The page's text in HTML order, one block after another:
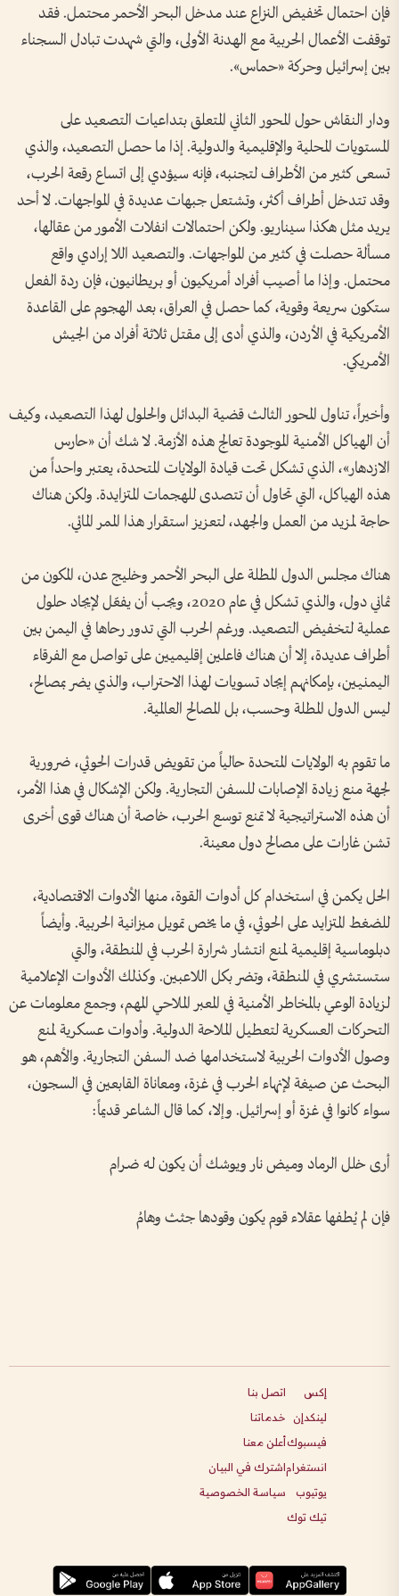
فإن احتمال تخفيض النزاع عند مدخل البحر الأحمر محتمل. فقد
توقفت الأعمال الحربية مع الهدنة الأولى، والتي شهدت تبادل السجناء
بين إسرائيل وحركة «حماس».
ودار النقاش حول المحور الثاني المتعلق بتداعيات التصعيد على
المستويات المحلية والإقليمية والدولية. إذا ما حصل التصعيد، والذي
تسعى كثير من الأطراف لتجنبه، فإنه سيؤدي إلى اتساع رقعة الحرب،
وقد تتدخل أطراف أكثر، وتشتعل جبهات عديدة في المواجهات. لا أحد
يريد مثل هكذا سيناريو. ولكن احتمالات انفلات الأمور من عقالها،
مسألة حصلت في كثير من المواجهات. والتصعيد اللا إرادي واقع
محتمل. وإذا ما أصيب أفراد أمريكيون أو بريطانيون، فإن ردة الفعل
ستكون سريعة وقوية، كما حصل في العراق، بعد الهجوم على القاعدة
الأمريكية في الأردن، والذي أدى إلى مقتل ثلاثة أفراد من الجيش
الأمريكي.
وأخيراً، تناول المحور الثالث قضية البدائل والحلول لهذا التصعيد، وكيف
أن الهياكل الأمنية الموجودة تعالج هذه الأزمة. لا شك أن «حارس
الازدهار»، الذي تشكل تحت قيادة الولايات المتحدة، يعتبر واحداً من
هذه الهياكل، التي تحاول أن تتصدى للهجمات المتزايدة. ولكن هناك
حاجة لمزيد من العمل والجهد، لتعزيز استقرار هذا الممر المائي.
هناك مجلس الدول المطلة على البحر الأحمر وخليج عدن، المكون من
ثماني دول، والذي تشكل في عام 2020، ويجب أن يفعّل لإيجاد حلول
عملية لتخفيض التصعيد. ورغم الحرب التي تدور رحاها في اليمن بين
أطراف عديدة، إلا أن هناك فاعلين إقليميين على تواصل مع الفرقاء
اليمنيين، بإمكانهم إيجاد تسويات لهذا الاحتراب، والذي يضر بمصالح،
ليس الدول المطلة وحسب، بل المصالح العالمية.
ما تقوم به الولايات المتحدة حالياً من تقويض قدرات الحوثي، ضرورية
لجهة منع زيادة الإصابات للسفن التجارية. ولكن الإشكال في هذا الأمر،
أن هذه الاستراتيجية لا تمنع توسع الحرب، خاصة أن هناك قوى أخرى
تشن غارات على مصالح دول معينة.
الحل يكمن في استخدام كل أدوات القوة، منها الأدوات الاقتصادية،
للضغط المتزايد على الحوثي، في ما يخص تمويل ميزانية الحربية. وأيضاً
دبلوماسية إقليمية لمنع انتشار شرارة الحرب في المنطقة، والتي
ستستشري في المنطقة، وتضر بكل اللاعبين. وكذلك الأدوات الإعلامية
لزيادة الوعي بالمخاطر الأمنية في المعبر الملاحي المهم، وجمع معلومات عن
التحركات العسكرية لتعطيل الملاحة الدولية. وأدوات عسكرية لمنع
وصول الأدوات الحربية لاستخدامها ضد السفن التجارية. والأهم، هو
البحث عن صيغة لإنهاء الحرب في غزة، ومعاناة القابعين في السجون،
سواء كانوا في غزة أو إسرائيل. وإلا، كما قال الشاعر قديماً:
أرى خلل الرماد وميض نار ويوشك أن يكون لـه ضـرام
فإن لم يُطفها عقلاء قوم يكون وقودها جثث وهامُ
إكس
لينكدإن
فيسبوك
انستغرام
يوتيوب
تيك توك
اتصل بنا
خدماتنا
أعلن معنا
اشترك في البيان
سياسة الخصوصية